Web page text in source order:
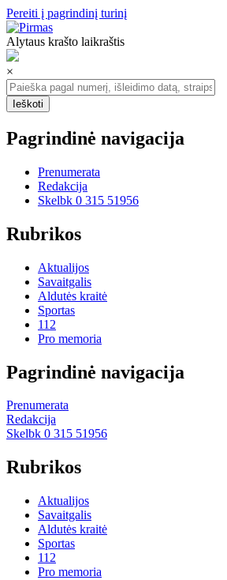
Pereiti į pagrindinį turinį
Alytaus krašto laikraštis
×
Pagrindinė navigacija
Prenumerata
Redakcija
Skelbk 0 315 51956
Rubrikos
Aktualijos
Savaitgalis
Aldutės kraitė
Sportas
112
Pro memoria
Pagrindinė navigacija
Prenumerata
Redakcija
Skelbk 0 315 51956
Rubrikos
Aktualijos
Savaitgalis
Aldutės kraitė
Sportas
112
Pro memoria